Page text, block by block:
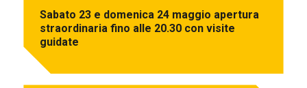
Sabato 23 e domenica 24 maggio apertura
straordinaria fino alle 20.30 con visite
guidate